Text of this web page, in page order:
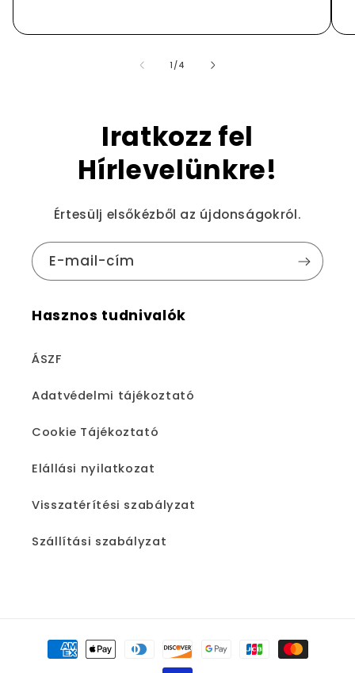
1 //4
Iratkozz fel
Hírlevelünkre!
Értesülj elsőkézből az újdonságokról.
E-mail-cím
Hasznos tudnivalók
ÁSZF
Adatvédelmi tájékoztató
Cookie Tájékoztató
Elállási nyilatkozat
Visszatérítési szabályzat
Szállítási szabályzat
Fizetési
módok